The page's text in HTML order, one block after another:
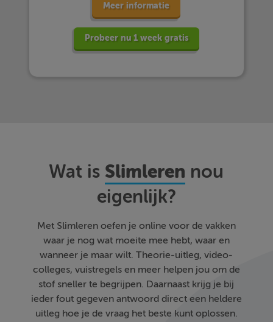
Meer informatie
Probeer nu 1 week gratis
Wat is Slimleren nou
eigenlijk?
Met Slimleren oefen je online voor de vakken
waar je nog wat moeite mee hebt, waar en
wanneer je maar wilt. Theorie-uitleg, video-
colleges, vuistregels en meer helpen jou om de
stof sneller te begrijpen. Daarnaast krijg je bij
ieder fout gegeven antwoord direct een heldere
uitleg hoe je de vraag het beste kunt oplossen.